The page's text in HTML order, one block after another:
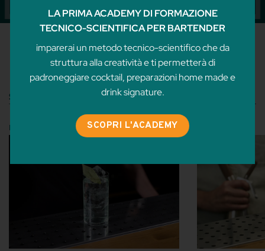
SIGNATURE E TWIST ON CLASSIC
LEZIONI
LA PRIMA ACADEMY DI FORMAZIONE
TECNICO-SCIENTIFICA PER BARTENDER
imparerai un metodo tecnico-scientifico che da
struttura alla creatività e ti permetterà di
padroneggiare cocktail, preparazioni home made e
drink signature.
SCOPRI L'ACADEMY